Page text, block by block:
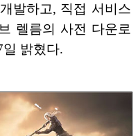
발하고, 직접 서비스
렐름의 사전 다운로
밝혔다.